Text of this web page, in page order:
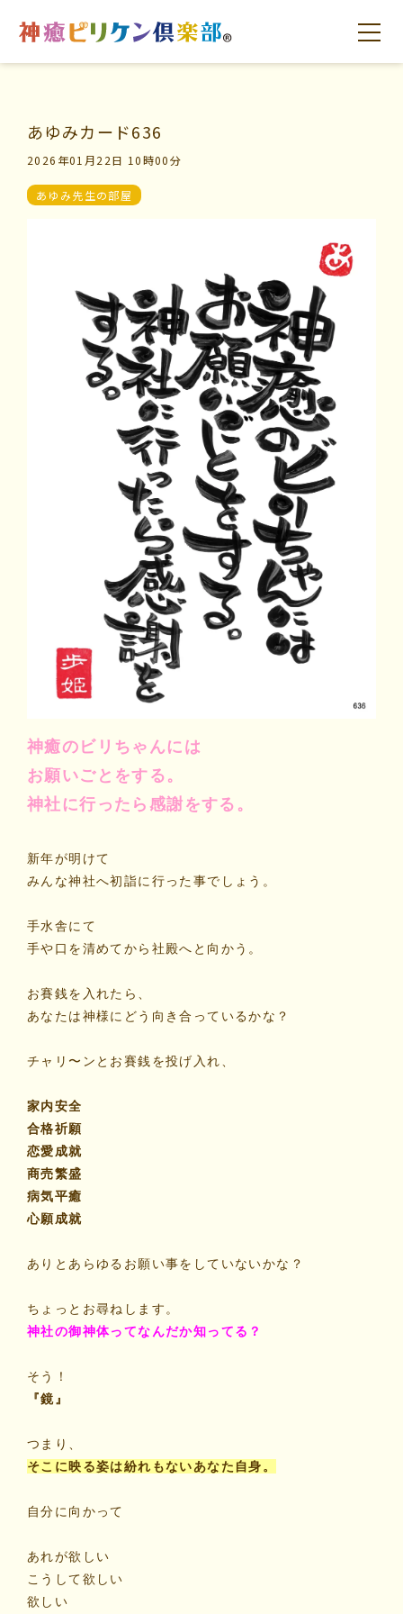
はじめての方へ
はじめての方へ
交流の場
学びの場
マイビリちゃん診断
風水ミニビリちゃん診断
よくなるメッセージ
会社案内
お問い合わせ
あゆみカード636
2026年01月22日 10時00分
あゆみ先生の部屋
神癒のビリちゃんには
お願いごとをする。
神社に行ったら感謝をする。
新年が明けて
みんな神社へ初詣に行った事でしょう。
手水舎にて
手や口を清めてから社殿へと向かう。
お賽銭を入れたら、
あなたは神様にどう向き合っているかな？
チャリ〜ンとお賽銭を投げ入れ、
家内安全
合格祈願
恋愛成就
商売繁盛
病気平癒
心願成就
ありとあらゆるお願い事をしていないかな？
ちょっとお尋ねします。
神社の御神体ってなんだか知ってる？
そう！
『鏡』
つまり、
そこに映る姿は紛れもないあなた自身。
自分に向かって
あれが欲しい
こうして欲しい
欲しい